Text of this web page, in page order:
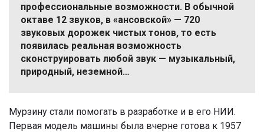
профессиональные возможности. В обычной
октаве 12 звуков, в «ансовской» — 720
звуковых дорожек чистых тонов, то есть
появилась реальная возможность
сконструировать любой звук — музыкальный,
природный, неземной…
Мурзину стали помогать в разработке и в его НИИ.
Первая модель машины была вчерне готова к 1957